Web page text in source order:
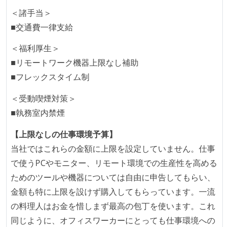
が実行される環境が構築されている
テストの実施度
ほとんどのプロダクトコードに単体テストを記述、実
施している
ほとんどの機能に受け入れテストを記述、実施してい
る
機能の実装と同時にテストコードを記述している
る
アジャイル実践状況
1ヶ月以下の短い期間でのイテレーション開発を実践
している
デイリーでスタンドアップミーティング、またはそれ
に準じるチーム内の打ち合わせを行っている
＜諸手当＞
■交通費一律支給
＜福利厚生＞
■リモートワーク機器上限なし補助
■フレックスタイム制
＜受動喫煙対策＞
■執務室内禁煙
【上限なしの仕事環境予算】
当社ではこれらの金額に上限を設定していません。仕事
で使うPCやモニター、リモート環境での生産性を高める
ためのツールや機器については自由に申告してもらい、
金額も特に上限を設けず購入してもらっています。一流
の料理人はお金を惜しまず最高の包丁を使います。これ
同じように、オフィスワーカーにとっても仕事環境への